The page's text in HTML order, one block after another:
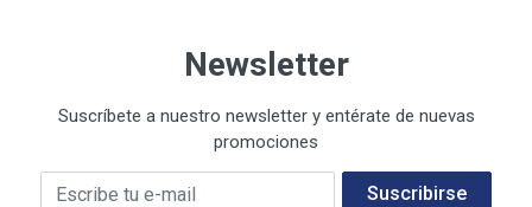
Newsletter
Suscríbete a nuestro newsletter y entérate de nuevas
promociones
Su E-mail Suscribirse